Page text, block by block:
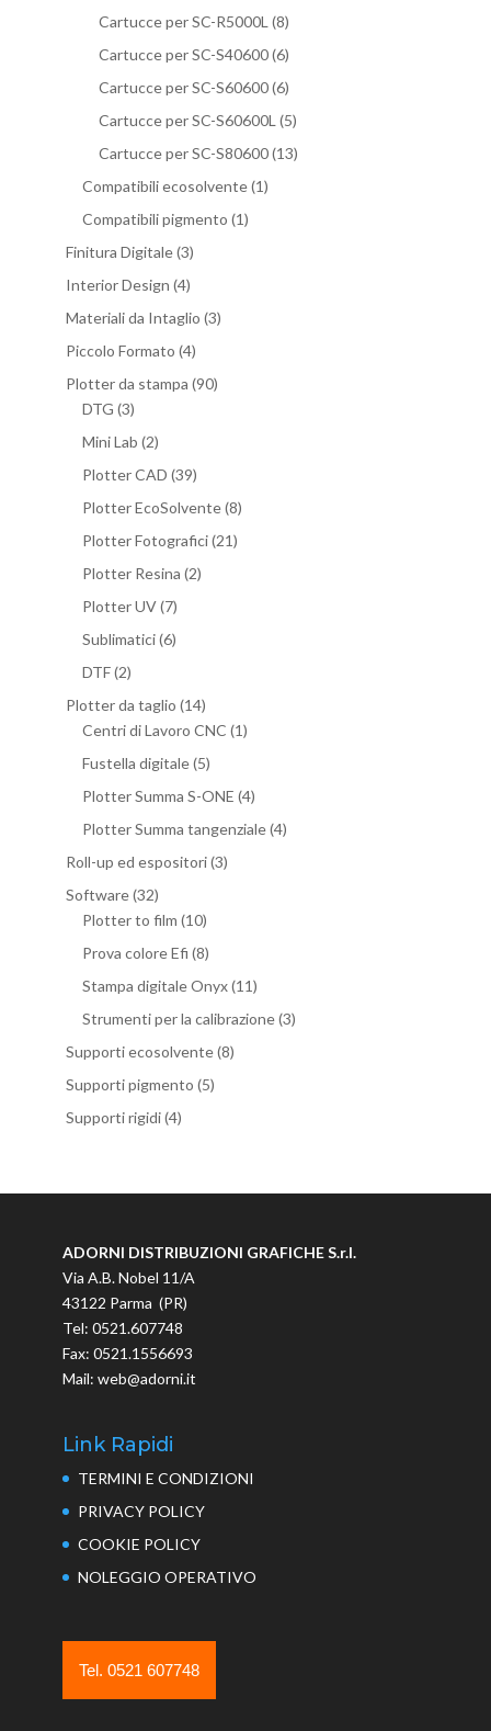
Cartucce per SC-R5000L (8)
Cartucce per SC-S40600(6)
Cartucce per SC-S60600(6)
Cartucce per SC-S60600L (5)
Cartucce per SC-S80600(13)
Compatibili ecosolvente(1)
Compatibili pigmento (1)
Finitura Digitale(3)
Interior Design (4)
Materiali da Intaglio (3)
Piccolo Formato (4)
Plotter da stampa (90)
DTG (3)
Mini Lab (2)
Plotter CAD (39)
Plotter EcoSolvente(8)
Plotter Fotografici(21)
Plotter Resina (2)
Plotter UV(7)
Sublimatici(6)
DTF(2)
Plotter da taglio (14)
Centri di Lavoro CNC (1)
Fustella digitale(5)
Plotter Summa S-ONE (4)
Plotter Summa tangenziale(4)
Roll-up ed espositori(3)
Software(32)
Plotter to film (10)
Prova colore Efi (8)
Stampa digitale Onyx(11)
Strumenti per la calibrazione(3)
Supporti ecosolvente(8)
Supporti pigmento (5)
Supporti rigidi(4)
ADORNI DISTRIBUZIONI GRAFICHE S.r.l.
Via A.B. Nobel 11/A
43122 Parma (PR)
Tel: 0521.607748
Fax: 0521.1556693
Mail: web@adorni.it
Link Rapidi
TERMINI E CONDIZIONI
PRIVACY POLICY
COOKIE POLICY
NOLEGGIO OPERATIVO
Tel. 0521 607748